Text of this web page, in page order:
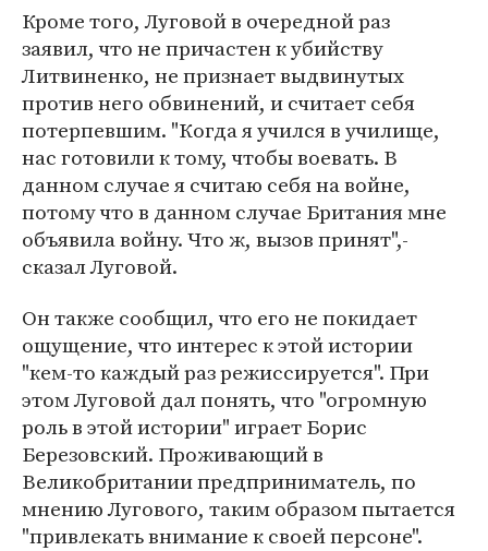
Кроме того, Луговой в очередной раз
заявил, что не причастен к убийству
Литвиненко, не признает выдвинутых
против него обвинений, и считает себя
потерпевшим. "Когда я учился в училище,
нас готовили к тому, чтобы воевать. В
данном случае я считаю себя на войне,
потому что в данном случае Британия мне
объявила войну. Что ж, вызов принят",-
сказал Луговой.
Он также сообщил, что его не покидает
ощущение, что интерес к этой истории
"кем-то каждый раз режиссируется". При
этом Луговой дал понять, что "огромную
роль в этой истории" играет Борис
Березовский. Проживающий в
Великобритании предприниматель, по
мнению Лугового, таким образом пытается
"привлекать внимание к своей персоне".